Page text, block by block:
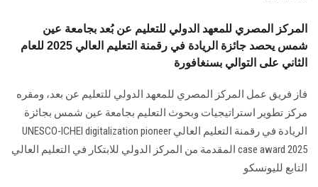
المركز المصري للمعهد الدولي للتعليم عن بُعد بجامعة عين
شمس يحصد جائزة الريادة في رقمنة التعليم العالي 2025 للعام
الثاني على التوالي بسنغافورة
فاز فريق عمل المركز المصري للمعهد الدولي للتعليم عن بعد، ومقره
مركز تطوير استراتيجيات وبحوث التعليم بجامعة عين شمس بجائزة
الريادة في رقمنة التعليم العالي UNESCO-ICHEI digitalization pioneer
case award 2025 المقدمة من المركز الدولي للابتكار في التعليم العالي
التابع لليونسكو